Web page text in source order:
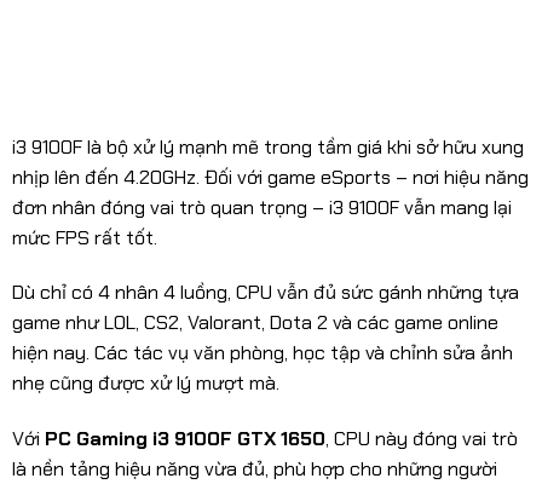
i3 9100F là bộ xử lý mạnh mẽ trong tầm giá khi sở hữu xung
nhịp lên đến 4.20GHz. Đối với game eSports – nơi hiệu năng
đơn nhân đóng vai trò quan trọng – i3 9100F vẫn mang lại
mức FPS rất tốt.
Dù chỉ có 4 nhân 4 luồng, CPU vẫn đủ sức gánh những tựa
game như LOL, CS2, Valorant, Dota 2 và các game online
hiện nay. Các tác vụ văn phòng, học tập và chỉnh sửa ảnh
nhẹ cũng được xử lý mượt mà.
Với PC Gaming i3 9100F GTX 1650, CPU này đóng vai trò
là nền tảng hiệu năng vừa đủ, phù hợp cho những người